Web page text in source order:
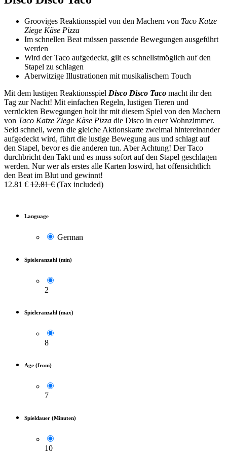
Grooviges Reaktionsspiel von den Machern von Taco Katze
Ziege Käse Pizza
Im schnellen Beat müssen passende Bewegungen ausgeführt
werden
Wird der Taco aufgedeckt, gilt es schnellstmöglich auf den
Stapel zu schlagen
Aberwitzige Illustrationen mit musikalischem Touch
Mit dem lustigen Reaktionsspiel Disco Disco Taco macht ihr den
Tag zur Nacht! Mit einfachen Regeln, lustigen Tieren und
verrückten Bewegungen holt ihr mit diesem Spiel von den Machern
von Taco Katze Ziege Käse Pizza die Disco in euer Wohnzimmer.
Seid schnell, wenn die gleiche Aktionskarte zweimal hintereinander
aufgedeckt wird, führt die lustige Bewegung aus und schlagt auf
den Stapel, bevor es die anderen tun. Aber Achtung! Der Taco
durchbricht den Takt und es muss sofort auf den Stapel geschlagen
werden. Nur wer als erstes alle Karten loswird, hat offensichtlich
den Beat im Blut und gewinnt!
12.81 € 12.81€ (Tax included)
Language
German
Spieleranzahl (min)
2
Spieleranzahl (max)
8
Age (from)
7
Spieldauer (Minuten)
10